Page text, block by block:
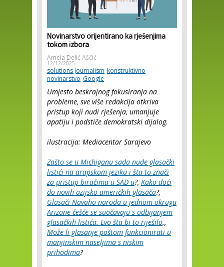
Novinarstvo orijentirano ka rješenjima
tokom izbora
Amela Delić Aščić
12/12/2025
solutions journalism konstruktivno
novinarstvo Google
Umjesto beskrajnog fokusiranja na
probleme, sve više redakcija otkriva
pristup koji nudi rješenja, umanjuje
apatiju i podstiče demokratski dijalog.
ilustracija: Mediacentar Sarajevo
Zašto se u Michiganu sada nude glasački
listići na arapskom jeziku i šta to znači
za pristup biračima u SAD-u?, Kako doći
do novih azijsko-američkih glasača?,
Glasači Navaho naroda u jednom okrugu
Arizone češće se suočavaju s odbijanjem
glasačkih listića. Evo šta bi to riješilo.,
Može li glasanje poštom funkcionirati u
manjinskim naseljima s niskim
prihodima?